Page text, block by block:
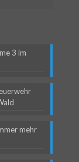
3 im
mehr